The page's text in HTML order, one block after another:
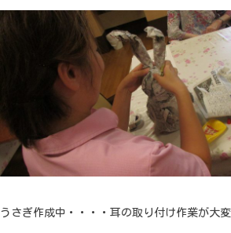
うさぎ作成中・・・・耳の取り付け作業が大変